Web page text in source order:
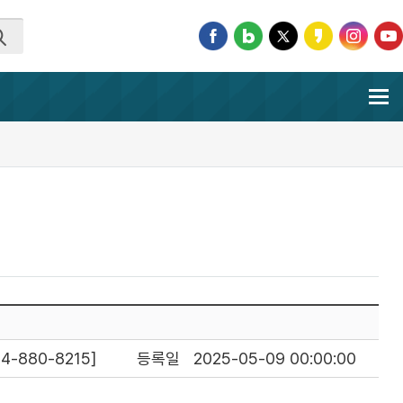
등록일 2025-05-09 00:00:00
880-8215]